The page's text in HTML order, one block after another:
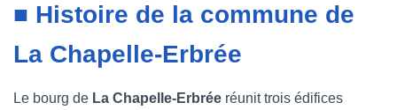
■ Histoire de la commune de
La Chapelle-Erbrée
Le bourg de La Chapelle-Erbrée réunit trois édifices